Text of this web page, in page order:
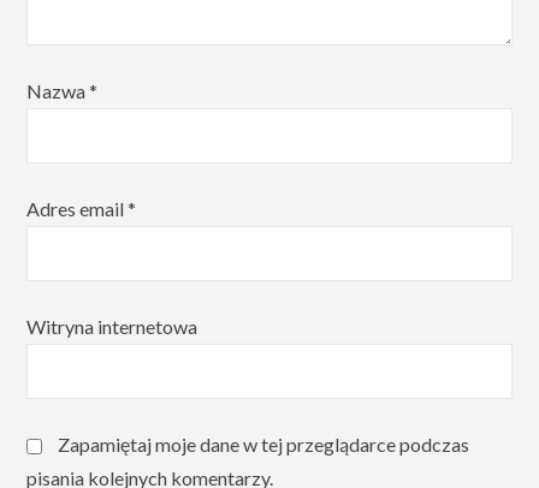
Nazwa*
Adres email*
Witryna internetowa
Zapamiętaj moje dane w tej przeglądarce podczas
pisania kolejnych komentarzy.